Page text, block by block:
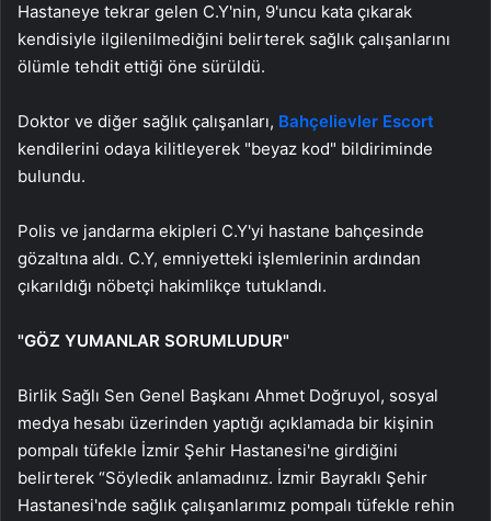
Hastaneye tekrar gelen C.Y'nin, 9'uncu kata çıkarak
kendisiyle ilgilenilmediğini belirterek sağlık çalışanlarını
ölümle tehdit ettiği öne sürüldü.
Doktor ve diğer sağlık çalışanları, Bahçelievler Escort
kendilerini odaya kilitleyerek "beyaz kod" bildiriminde
bulundu.
Polis ve jandarma ekipleri C.Y'yi hastane bahçesinde
gözaltına aldı. C.Y, emniyetteki işlemlerinin ardından
çıkarıldığı nöbetçi hakimlikçe tutuklandı.
"GÖZ YUMANLAR SORUMLUDUR"
Birlik Sağlı Sen Genel Başkanı Ahmet Doğruyol, sosyal
medya hesabı üzerinden yaptığı açıklamada bir kişinin
pompalı tüfekle İzmir Şehir Hastanesi'ne girdiğini
belirterek “Söyledik anlamadınız. İzmir Bayraklı Şehir
Hastanesi'nde sağlık çalışanlarımız pompalı tüfekle rehin